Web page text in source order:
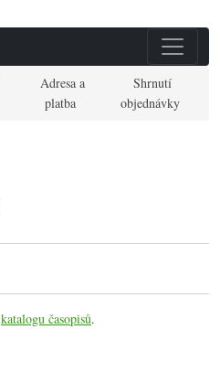
Adresa a
platba
Shrnutí
objednávky
katalogu časopisů.